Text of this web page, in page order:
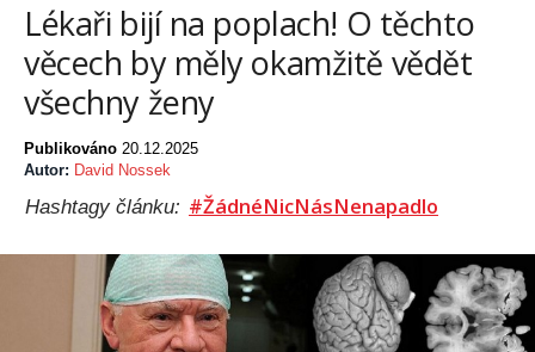
Lékaři bijí na poplach! O těchto
věcech by měly okamžitě vědět
všechny ženy
Publikováno 20.12.2025
Autor: David Nossek
Hashtagy článku: #ŽádnéNicNásNenapadlo